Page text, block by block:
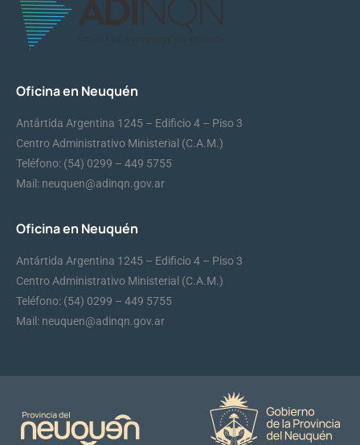
Oficina en Neuquén
Antártida Argentina 1245 – Edificio 4 – Piso 3
Centro Administrativo Ministerial (C.A.M.)
Teléfono: (54) 0299 – 449 5755
Mail: neuquen@adinqn.gov.ar
Oficina en Neuquén
Antártida Argentina 1245 – Edificio 4 – Piso 3
Centro Administrativo Ministerial (C.A.M.)
Teléfono: (54) 0299 – 449 5755
Mail: neuquen@adinqn.gov.ar